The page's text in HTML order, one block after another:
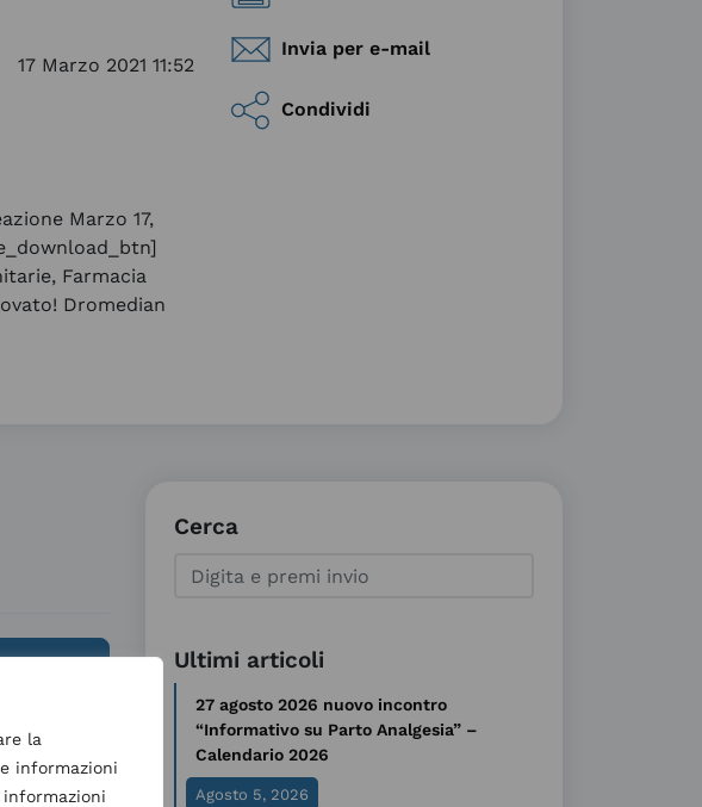
la
informazioni
17 Marzo 2021 11:52
Marzo 17,
Farmacia
Dromedian
Invia per e-mail
Condividi
Cerca
Ultimi articoli
27 agosto 2026 nuovo incontro
“Informativo su Parto Analgesia” –
Calendario 2026
Agosto 5, 2026